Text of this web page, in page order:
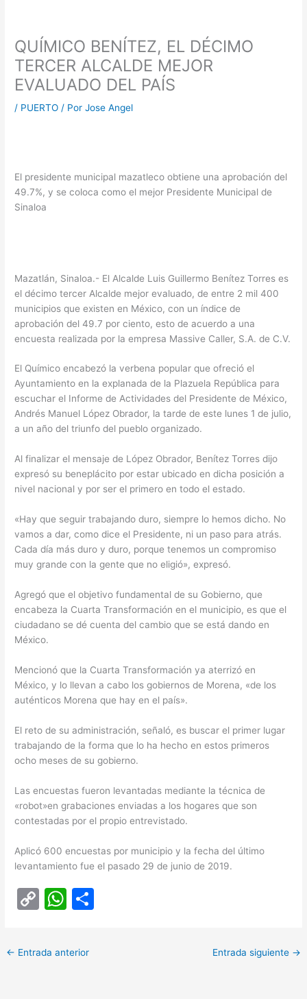
QUÍMICO BENÍTEZ, EL DÉCIMO
TERCER ALCALDE MEJOR
EVALUADO DEL PAÍS
/ PUERTO / PorJose Angel
El presidente municipal mazatleco obtiene una aprobación del
49.7%, y se coloca como el mejor Presidente Municipal de
Sinaloa
Mazatlán, Sinaloa.- El Alcalde Luis Guillermo Benítez Torres es
el décimo tercer Alcalde mejor evaluado, de entre 2 mil 400
municipios que existen en México, con un índice de
aprobación del 49.7 por ciento, esto de acuerdo a una
encuesta realizada por la empresa Massive Caller, S.A. de C.V.
El Químico encabezó la verbena popular que ofreció el
Ayuntamiento en la explanada de la Plazuela República para
escuchar el Informe de Actividades del Presidente de México,
Andrés Manuel López Obrador, la tarde de este lunes 1 de julio,
a un año del triunfo del pueblo organizado.
Al finalizar el mensaje de López Obrador, Benítez Torres dijo
expresó su beneplácito por estar ubicado en dicha posición a
nivel nacional y por ser el primero en todo el estado.
«Hay que seguir trabajando duro, siempre lo hemos dicho. No
vamos a dar, como dice el Presidente, ni un paso para atrás.
Cada día más duro y duro, porque tenemos un compromiso
muy grande con la gente que no eligió», expresó.
Agregó que el objetivo fundamental de su Gobierno, que
encabeza la Cuarta Transformación en el municipio, es que el
ciudadano se dé cuenta del cambio que se está dando en
México.
Mencionó que la Cuarta Transformación ya aterrizó en
México, y lo llevan a cabo los gobiernos de Morena, «de los
auténticos Morena que hay en el país».
El reto de su administración, señaló, es buscar el primer lugar
trabajando de la forma que lo ha hecho en estos primeros
ocho meses de su gobierno.
Las encuestas fueron levantadas mediante la técnica de
«robot»en grabaciones enviadas a los hogares que son
contestadas por el propio entrevistado.
Aplicó 600 encuestas por municipio y la fecha del último
levantamiento fue el pasado 29 de junio de 2019.
C
p
y
W
at
s
← Entrada anterior Entrada siguiente →